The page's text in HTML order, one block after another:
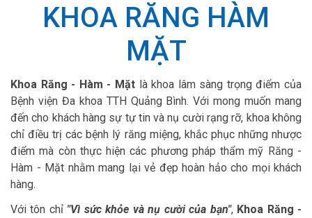
KHOA RĂNG HÀM
MẶT
Khoa Răng - Hàm - Mặtlà khoa lâm sàng trọng điểm của
Bệnh viện Đa khoa TTH Quảng Bình. Với mong muốn mang
đến cho khách hàng sự tự tin và nụ cười rạng rỡ, khoa không
chỉ điều trị các bệnh lý răng miệng, khắc phục những nhược
điểm mà còn thực hiện các phương pháp thẩm mỹ Răng -
Hàm - Mặt nhằm mang lại vẻ đẹp hoàn hảo cho mọi khách
hàng.
Với tôn chỉ "Vì sức khỏe và nụ cười của bạn", Khoa Răng -